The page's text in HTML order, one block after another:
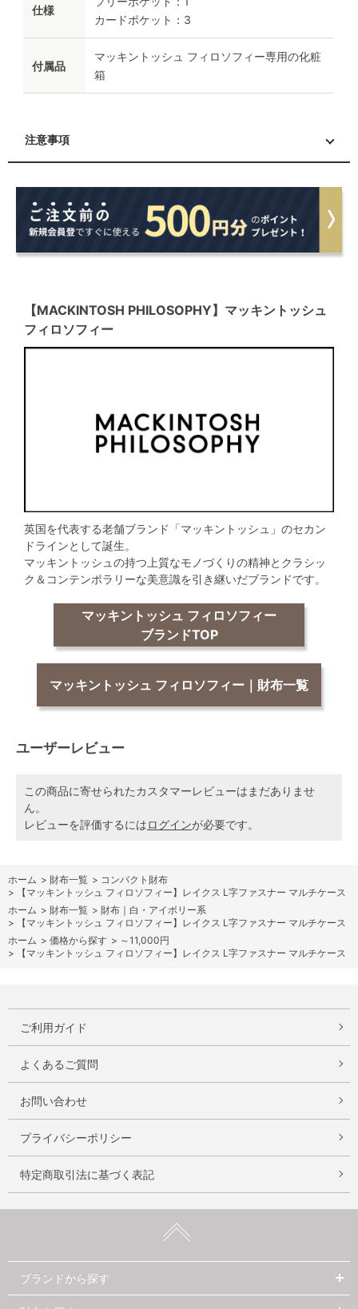
仕様
カードポケット：3
付属品
マッキントッシュ フィロソフィー専用の化粧
箱
注意事項
【MACKINTOSH PHILOSOPHY】マッキントッシュ
フィロソフィー
英国を代表する老舗ブランド「マッキントッシュ」のセカン
ドラインとして誕生。
マッキントッシュの持つ上質なモノづくりの精神とクラシッ
ク＆コンテンポラリーな美意識を引き継いだブランドです。
マッキントッシュ フィロソフィー
ブランドTOP
マッキントッシュ フィロソフィー｜財布一覧
ユーザーレビュー
この商品に寄せられたカスタマーレビューはまだありませ
ん。
レビューを評価するにはログインが必要です。
ホーム > 財布一覧 > コンパクト財布
>
【マッキントッシュ フィロソフィー】レイクス L字ファスナー マルチケース
ホーム > 財布一覧 > 財布｜白・アイボリー系
>
【マッキントッシュ フィロソフィー】レイクス L字ファスナー マルチケース
ホーム > 価格から探す > ～11,000円
>
【マッキントッシュ フィロソフィー】レイクス L字ファスナー マルチケース
ご利用ガイド
よくあるご質問
お問い合わせ
プライバシーポリシー
特定商取引法に基づく表記
ブランドから探す